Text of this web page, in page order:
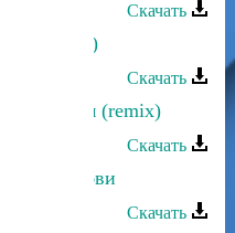
Скачать
(другая)
Скачать
Алейкум (remix)
Скачать
любви
Скачать